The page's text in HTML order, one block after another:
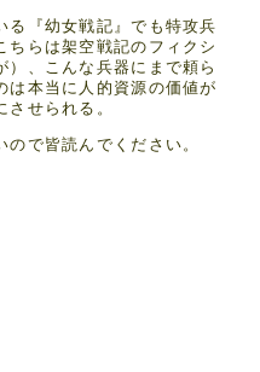
る『幼女戦記』でも特攻兵
ちらは架空戦記のフィクシ
）、こんな兵器にまで頼ら
は本当に人的資源の価値が
せられる。
ので皆読んでください。